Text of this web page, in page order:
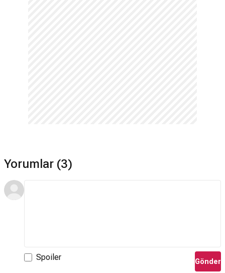
Yorumlar (3)
Spoiler Gönder